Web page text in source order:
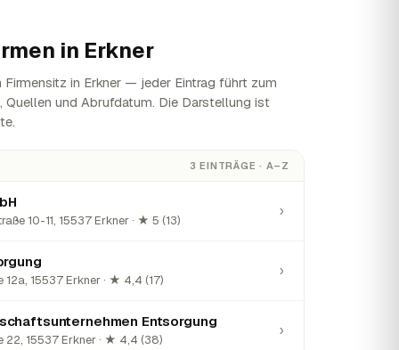
in Erkner
in Erkner — jeder Eintrag führt zum
Quellen und Abrufdatum. Die Darstellung ist
3 EINTRÄGE · A–Z
10-11, 15537 Erkner · ★ 5 (13)
›
15537 Erkner · ★ 4,4 (17)
›
Entsorgung
15537 Erkner · ★ 4,4 (38)
›